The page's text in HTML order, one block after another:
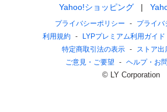
Yahoo!ショッピング
プライバシーポリシー
プライバ
利用規約
LYPプレミアム利用ガイド
特定商取引法の表示
ストア出
ご意見・ご要望
ヘルプ・お
© LY Corporation